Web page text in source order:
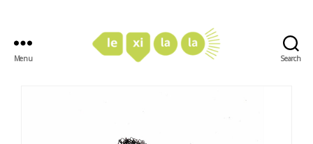
Search
Menu